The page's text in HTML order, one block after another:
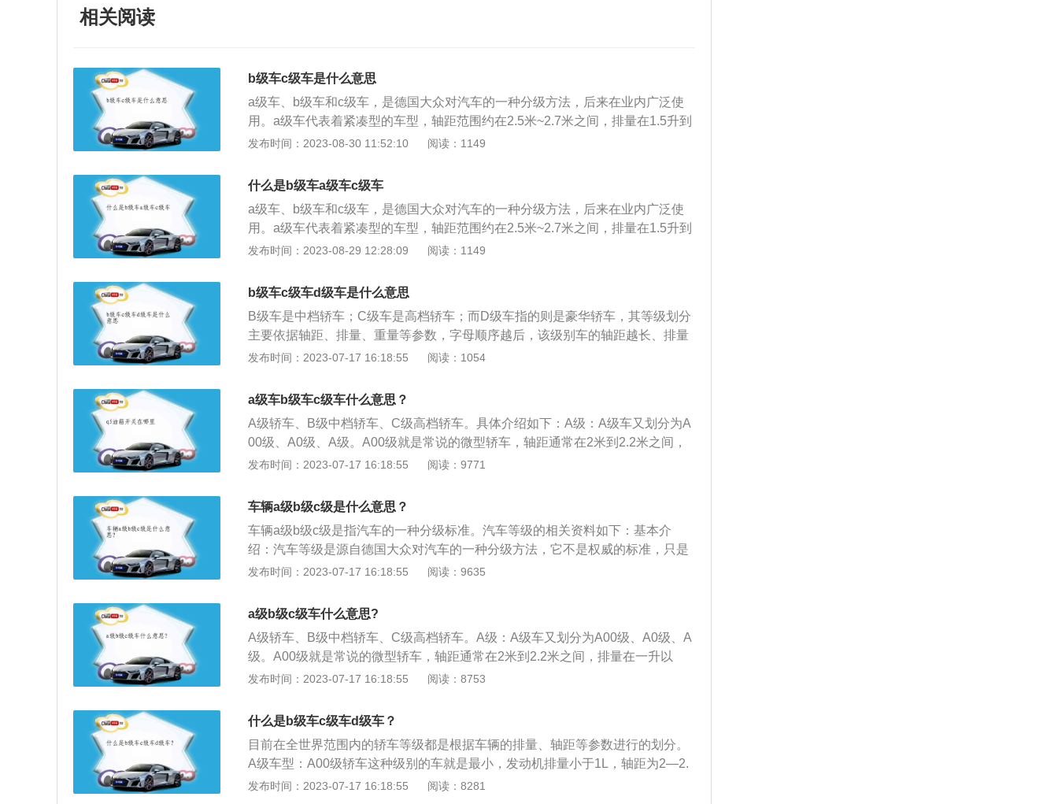
相关阅读
b级车c级车是什么意思
a级车、b级车和c级车，是德国大众对汽车的一种分级方法，后来在业内广泛使
用。a级车代表着紧凑型的车型，轴距范围约在2.5米~2.7米之间，排量在1.5升到
2.0升之间，a车又分为a00级和a0级。b级车代表是中型车，轴距在2.7米~2.9米
辆，轴距在2.8米至3.0米之间，发动机的排量是2.0~3.0升之间。一般汽车a、b、
c分级会参考车长、轴距和排量等多种条件，随着市场竞争的日益激烈，汽车厂商
往往会寻找新的细分领域作为突破口。这些新的细分领域常常会介于两级之间的
车型，比如介于a级和b级之间或介于B级和C级之间。因为细分领域的车型逐渐
增多，汽车的分级界限也越来越模糊了。
发布时间：2023-08-30 11:52:10 阅读：1149
什么是b级车a级车c级车
a级车、b级车和c级车，是德国大众对汽车的一种分级方法，后来在业内广泛使
用。a级车代表着紧凑型的车型，轴距范围约在2.5米~2.7米之间，排量在1.5升到
2.0升之间，a车又分为a00级和a0级。b级车代表是中型车，轴距在2.7米~2.9米
辆，轴距在2.8米至3.0米之间，发动机的排量是2.0~3.0升之间。一般汽车a、b、
c分级会参考车长、轴距和排量等多种条件，随着市场竞争的日益激烈，汽车厂商
往往会寻找新的细分领域作为突破口。这些新的细分领域常常会介于两级之间的
车型，比如介于a级和b级之间或介于B级和C级之间。因为细分领域的车型逐渐
增多，汽车的分级界限也越来越模糊了。
发布时间：2023-08-29 12:28:09 阅读：1149
b级车c级车d级车是什么意思
B级车是中档轿车；C级车是高档轿车；而D级车指的则是豪华轿车，其等级划分
主要依据轴距、排量、重量等参数，字母顺序越后，该级别车的轴距越长、排量
和重量越大，轿车的豪华程度也不断提高。级别介绍：1、B级车：车长在4.7米
国内所谓的中型车，这个级别车型也是品牌厂商必争的销量市场，代表车型为帕
萨特、君威、雅阁、凯美瑞车型等。2、C级车：车长在4.9米到5.1米间，轴距在
2.9米到3.1米间，排量在2.3L到3.0L间。C级车对应国内高档车（中大型车），代
表车型主要有我们所熟知的宝马5系、奥迪A6L、奔驰E级、雷克萨斯ES车型等。
3、D级车：车长大于5.15米，轴距大于3.1米，排量在3.0L以上。D级相当于中国
S，宝马的7系，奔驰的S级等。区分车级的最重要标准其实是车的尺寸，所以说
不一定高一级别的车就一定比低一级的车更优秀。不过从普遍的角度来讲，一般
高一级的车整体水平都是要比低级别车好一些的，尤其是放在同品牌上来比较，
方面就可以了，没必要盲目追求更高阶别的车，选择高级别车就意味着你的车身
的油耗、更贵的维修保养费用。
发布时间：2023-07-17 16:18:55 阅读：1054
a级车b级车c级车什么意思？
A级轿车、B级中档轿车、C级高档轿车。具体介绍如下：A级：A级车又划分为A
00级、A0级、A级。A00级就是常说的微型轿车，轴距通常在2米到2.2米之间，
排量在一升以下，全车长不超过3.65米。A0级是A00级车的稍大版本，车身尺寸
在1.3-2.0L左右。B级：B级车是中型车，轴距是2.7米至3.0米，车身长度4.8米至
5.0米，排量在1.5升至2.5升。C级：C级车是中大型车，轴距基本维持在2.8m以
上，排量2.3-3.0L左右。D级：D级车是长车身的豪华轿车，也可以叫作大型汽
车。轴距在2.8m以上，排量在3.0L以上。
发布时间：2023-07-17 16:18:55 阅读：9771
车辆a级b级c级是什么意思？
车辆a级b级c级是指汽车的一种分级标准。汽车等级的相关资料如下：基本介
绍：汽车等级是源自德国大众对汽车的一种分级方法，它不是权威的标准，只是
大众当初为自己制定平台战略时，制定的一套参考数值，后来被广泛使用，汽车
轴距、车长、发动机排量、整备质量。A00级乘用车的轴距应在2米至2.3米之
间，发动机排量小于1升；A0级乘用车的轴距为2.3米至2.5米，排量为1升至1.5
升；A级车其轴距范围约在2.5米至2.7米之间，排量约在1.5升至2.0升；B级中档
乘用车轴距约在2.7米至2.9米之间，排量从1.8升到2.5升；C级高档乘用车的轴距
约在2.8米至3.0米之间，发动机排量为2.3升至3.0升；D级豪华乘用车大多外形气
基本都在3.0升以上。
发布时间：2023-07-17 16:18:55 阅读：9635
a级b级c级车什么意思?
A级轿车、B级中档轿车、C级高档轿车。A级：A级车又划分为A00级、A0级、A
级。A00级就是常说的微型轿车，轴距通常在2米到2.2米之间，排量在一升以
下，全车长不超过3.65米。A0级是A00级车的稍大版本，车身尺寸小轴距为2.2-2.
右。B级：B级车是中型车，轴距是2.7米至3.0米，车身长度4.8米至5.0米，排量
在1.5升至2.5升。C级：C级车是中大型车，轴距基本维持在2.8m以上，排量2.3-
3.0L左右。D级：D级车是长车身的豪华轿车，也可以叫作大型汽车。轴距在2.8
m以上，排量在3.0L以上。
发布时间：2023-07-17 16:18:55 阅读：8753
什么是b级车c级车d级车？
目前在全世界范围内的轿车等级都是根据车辆的排量、轴距等参数进行的划分。
A级车型：A00级轿车这种级别的车就是最小，发动机排量小于1L，轴距为2—2.
2米，常见车型有奇瑞QQ、宝马MINI、比亚迪F0等。A0级轿车这种级别的车就
发布时间：2023-07-17 16:18:55 阅读：8281